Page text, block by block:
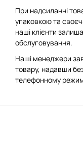
При надсиланні
упаковкою та
наші клієнти
обслуговування.
Наші менеджери
товару, надавши
телефонному